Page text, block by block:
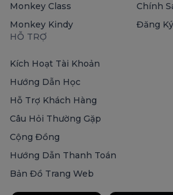
Monkey Class
Monkey Kindy
Chính
Đăng
HỖ TRỢ
Kích Hoạt Tài Khoản
Hướng Dẫn Học
Hỗ Trợ Khách Hàng
Câu Hỏi Thường Gặp
Cộng Đồng
Hướng Dẫn Thanh Toán
Bản Đồ Trang Web